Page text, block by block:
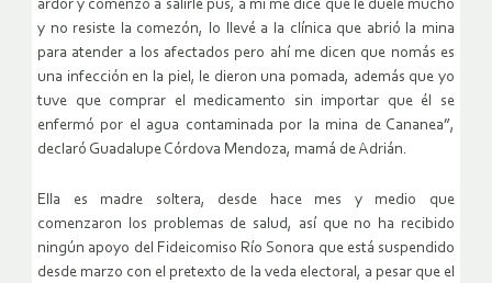
ardor y comenzó a salirle pus, a mí me dice que le duele mucho
y no resiste la comezón, lo llevé a la clínica que abrió la mina
para atender a los afectados pero ahí me dicen que nomás es
una infección en la piel, le dieron una pomada, además que yo
tuve que comprar el medicamento sin importar que él se
enfermó por el agua contaminada por la mina de Cananea”,
declaró Guadalupe Córdova Mendoza, mamá de Adrián.
Ella es madre soltera, desde hace mes y medio que
comenzaron los problemas de salud, así que no ha recibido
ningún apoyo del Fideicomiso Río Sonora que está suspendido
desde marzo con el pretexto de la veda electoral, a pesar que el